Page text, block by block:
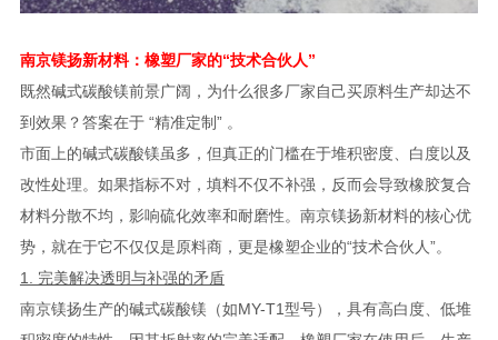
南京镁扬新材料：橡塑厂家的“技术合伙人”
既然碱式碳酸镁前景广阔，为什么很多厂家自己买原料生产却达不
到效果？答案在于 “精准定制” 。
市面上的碱式碳酸镁虽多，但真正的门槛在于堆积密度、白度以及
改性处理。如果指标不对，填料不仅不补强，反而会导致橡胶复合
材料分散不均，影响硫化效率和耐磨性。南京镁扬新材料的核心优
势，就在于它不仅仅是原料商，更是橡塑企业的“技术合伙人”。
1. 完美解决透明与补强的矛盾
南京镁扬生产的碱式碳酸镁（如MY-T1型号），具有高白度、低堆